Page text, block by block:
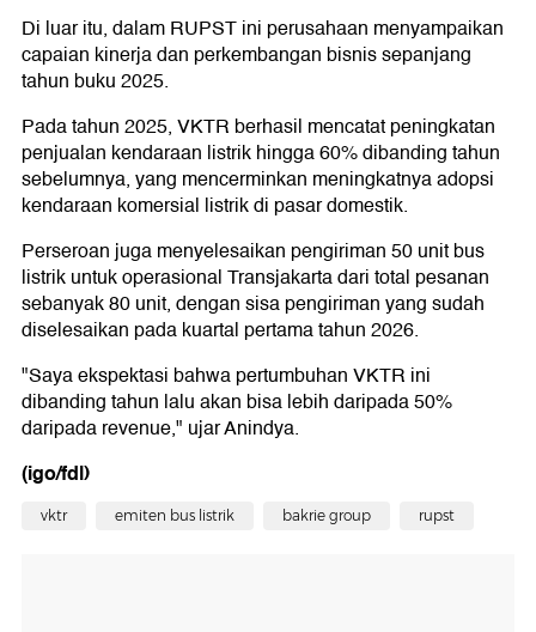
Di luar itu, dalam RUPST ini perusahaan menyampaikan
capaian kinerja dan perkembangan bisnis sepanjang
tahun buku 2025.
Pada tahun 2025, VKTR berhasil mencatat peningkatan
penjualan kendaraan listrik hingga 60% dibanding tahun
sebelumnya, yang mencerminkan meningkatnya adopsi
kendaraan komersial listrik di pasar domestik.
Perseroan juga menyelesaikan pengiriman 50 unit bus
listrik untuk operasional Transjakarta dari total pesanan
sebanyak 80 unit, dengan sisa pengiriman yang sudah
diselesaikan pada kuartal pertama tahun 2026.
"Saya ekspektasi bahwa pertumbuhan VKTR ini
dibanding tahun lalu akan bisa lebih daripada 50%
daripada revenue," ujar Anindya.
(igo/fdl)
vktr emiten bus listrik bakrie group rupst